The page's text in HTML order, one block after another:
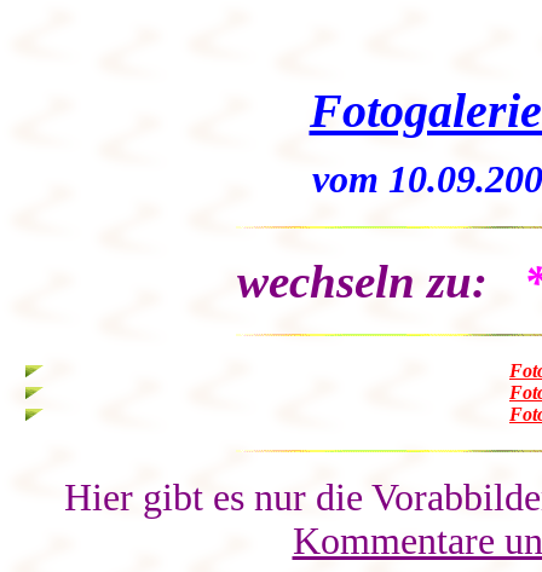
vom
wechseln zu:
Hier gibt es nur die
Kommentare